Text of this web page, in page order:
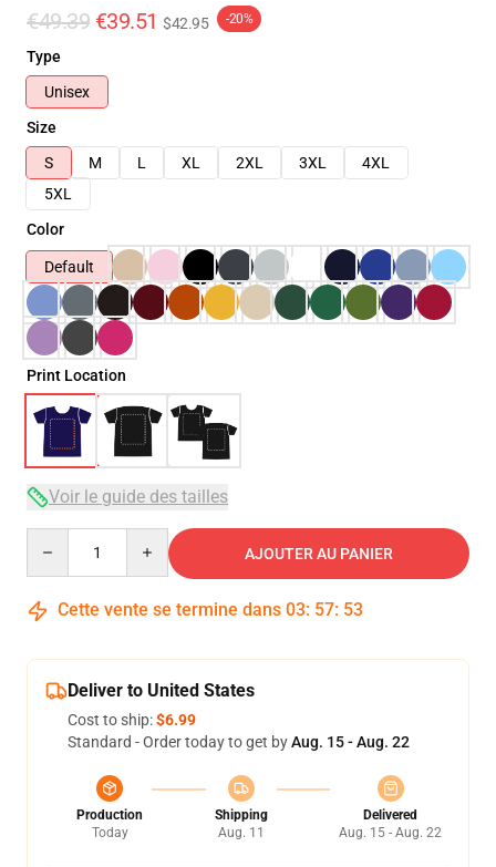
€49.39 €39.51 $42.95 -20%
Type
Unisex
Size
S
M L XL 2XL 3XL
4XL
5XL
Color
Default
Print Location
Voir le guide des tailles
AJOUTER AU PANIER
Cette vente se termine dans 03: 57: 53
Deliver to United States
Cost to ship:$6.99
Standard - Order today to get byAug. 15 - Aug. 22
Production
Today
Shipping
Aug. 11
Delivered
Aug. 15 - Aug. 22